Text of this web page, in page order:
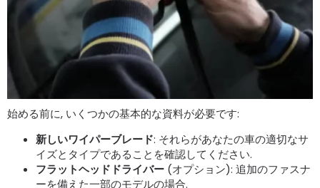
始める前に, いくつかの基本的な資料が必要です:
新しいワイパーブレード: それらがあなたの車の適切なサ
イズとタイプであることを確認してください.
フラットヘッドドライバー (オプション): 追加のファスナ
ーを備えた一部のモデルの場合.